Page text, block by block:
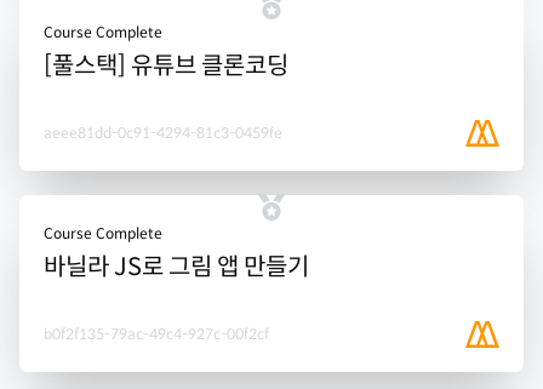
Course Complete
[풀스택] 유튜브 클론코딩
aeee81dd-0c91-4294-81c3-0459fe
Course Complete
바닐라 JS로 그림 앱 만들기
b0f2f135-79ac-49c4-927c-00f2cf